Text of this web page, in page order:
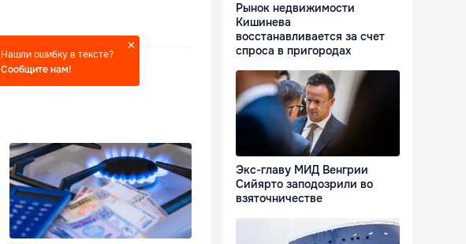
Нашли ошибку в тексте?
Сообщите нам!
Рынок недвижимости
Кишинева
восстанавливается за счет
спроса в пригородах
Экс-главу МИД Венгрии
Сийярто заподозрили во
взяточничестве